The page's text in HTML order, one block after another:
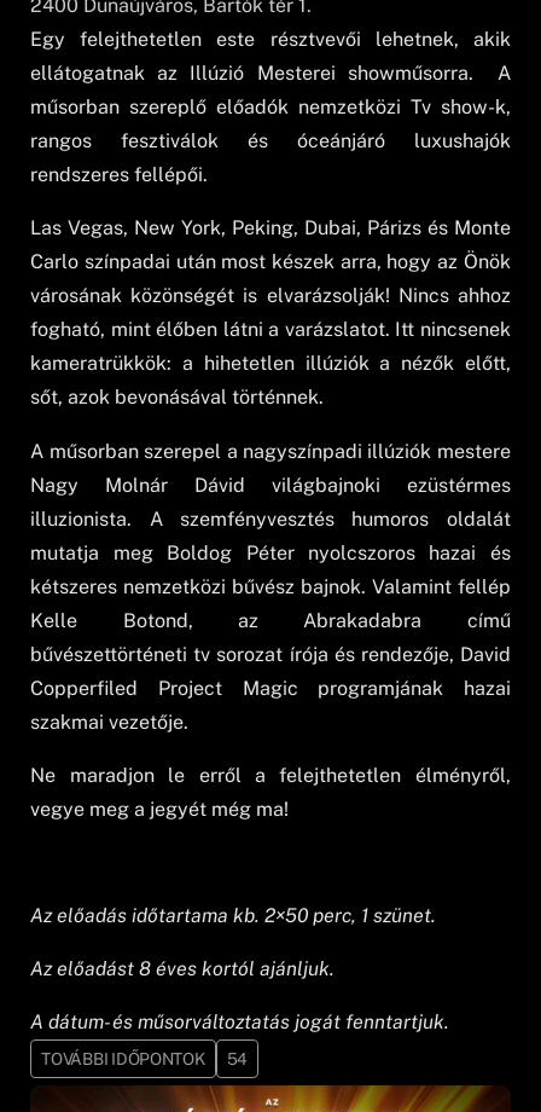
2400 Dunaújváros, Bartók tér 1.
Egy felejthetetlen este résztvevői lehetnek, akik
ellátogatnak az Illúzió Mesterei showműsorra. A
műsorban szereplő előadók nemzetközi Tv show-k,
rangos fesztiválok és óceánjáró luxushajók
rendszeres fellépői.
Las Vegas, New York, Peking, Dubai, Párizs és Monte
Carlo színpadai után most készek arra, hogy az Önök
városának közönségét is elvarázsolják! Nincs ahhoz
fogható, mint élőben látni a varázslatot. Itt nincsenek
kameratrükkök: a hihetetlen illúziók a nézők előtt,
sőt, azok bevonásával történnek.
A műsorban szerepel a nagyszínpadi illúziók mestere
Nagy Molnár Dávid világbajnoki ezüstérmes
illuzionista. A szemfényvesztés humoros oldalát
mutatja meg Boldog Péter nyolcszoros hazai és
kétszeres nemzetközi bűvész bajnok. Valamint fellép
Kelle Botond, az Abrakadabra című
bűvészettörténeti tv sorozat írója és rendezője, David
Copperfiled Project Magic programjának hazai
szakmai vezetője.
Ne maradjon le erről a felejthetetlen élményről,
vegye meg a jegyét még ma!
Az előadás időtartama kb. 2×50 perc, 1 szünet.
Az előadást 8 éves kortól ajánljuk.
A dátum- és műsorváltoztatás jogát fenntartjuk.
TOVÁBBI IDŐPONTOK 54